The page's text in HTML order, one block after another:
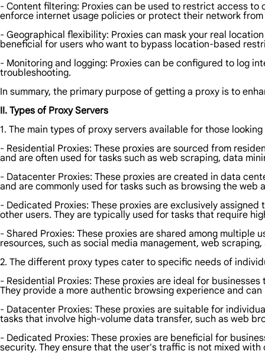
- Content filtering: Proxies can be used to restrict access
enforce internet usage policies or protect their network
- Geographical flexibility: Proxies can mask your real
beneficial for users who want to bypass location-based
- Monitoring and logging: Proxies can be configured to log
troubleshooting.
In summary, the primary purpose of getting a proxy is to
II. Types of Proxy Servers
1. The main types of proxy servers available for those
- Residential Proxies: These proxies are sourced from
and are often used for tasks such as web scraping, data
- Datacenter Proxies: These proxies are created in data
and are commonly used for tasks such as browsing the
- Dedicated Proxies: These proxies are exclusively
other users. They are typically used for tasks that require
- Shared Proxies: These proxies are shared among
resources, such as social media management, web scraping,
2. The different proxy types cater to specific needs of
- Residential Proxies: These proxies are ideal for
They provide a more authentic browsing experience and
- Datacenter Proxies: These proxies are suitable for
tasks that involve high-volume data transfer, such as web
- Dedicated Proxies: These proxies are beneficial for
security. They ensure that the user's traffic is not mixed